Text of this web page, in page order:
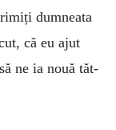
dumneata
că eu ajut
ne ia nouă tăt-